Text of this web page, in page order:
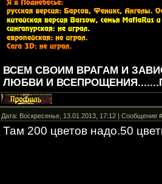
ВСЕМ СВОИМ ВРАГАМ И
ЛЮБВИ И
Дата: Воскресенье, 13.01.2013, 17:12 | Сообщение
Там 200 цветов надо.50